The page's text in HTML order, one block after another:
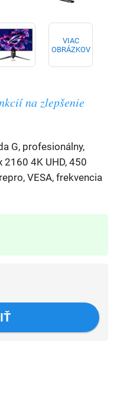
VIAC
OBRÁZKOV
na zlepšenie
G, profesionálny,
2160 4K UHD, 450
VESA, frekvencia